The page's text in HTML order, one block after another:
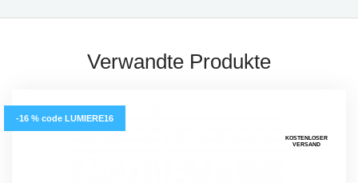
Verwandte Produkte
-16 % code LUMIERE16
KOSTENLOSER
VERSAND